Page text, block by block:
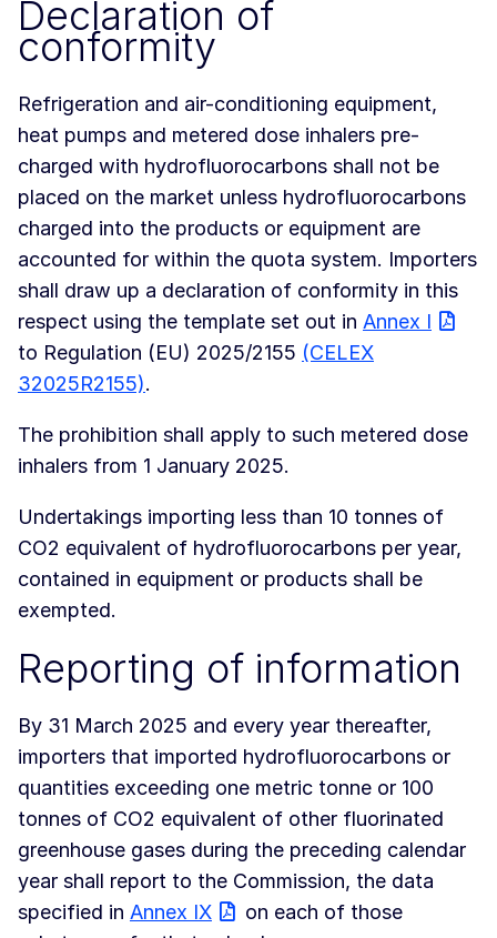
Declaration of
conformity
Refrigeration and air-conditioning equipment,
heat pumps and metered dose inhalers pre-
charged with hydrofluorocarbons shall not be
placed on the market unless hydrofluorocarbons
charged into the products or equipment are
accounted for within the quota system. Importers
shall draw up a declaration of conformity in this
respect using the template set out in Annex I
to Regulation (EU) 2025/2155 (CELEX
32025R2155).
The prohibition shall apply to such metered dose
inhalers from 1 January 2025.
Undertakings importing less than 10 tonnes of
CO2 equivalent of hydrofluorocarbons per year,
contained in equipment or products shall be
exempted.
Reporting of information
By 31 March 2025 and every year thereafter,
importers that imported hydrofluorocarbons or
quantities exceeding one metric tonne or 100
tonnes of CO2 equivalent of other fluorinated
greenhouse gases during the preceding calendar
year shall report to the Commission, the data
specified in Annex IX
on each of those